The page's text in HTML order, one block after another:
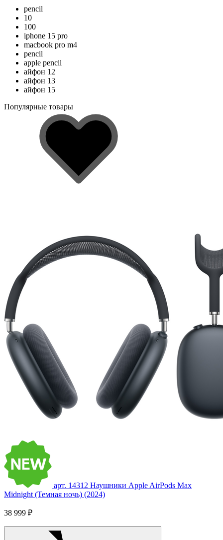
pencil
10
100
iphone 15 pro
macbook pro m4
pencil
apple pencil
айфон 12
айфон 13
айфон 15
Популярные товары
арт. 14312 Наушники Apple AirPods Max
Midnight (Темная ночь) (2024)
38 999 ₽